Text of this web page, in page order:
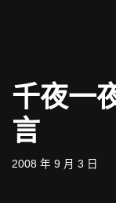
content
千夜一
言
2008 年 9 月 3 日